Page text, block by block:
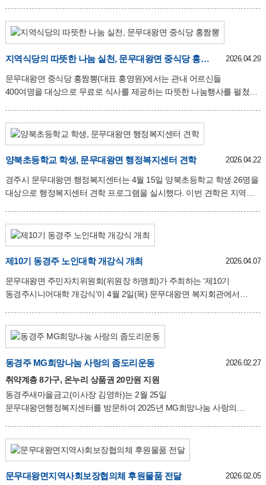
마련한 수박을 전달하며 폭염 속 어르신들의 건강과 생활 불편 사항을
직접 살피며 현장의 목소리를 청취하였다. 또한 최근 이어지는 폭염에
따른 온열질환 등 안전사고를 예방하기 위해 행동요령과 건강관리
자제하고 충분한 휴식과 수분을 섭취할 것을 당부했다. 아울러 무더위
시간대 외출 자제, 경로당 냉방시설 활용, 주변 고령의 혼자 계신
어르신들에 대한 안부 확인 등 예방수칙을 안내하였다
지역식당의 따뜻한 나눔 실천, 문무대왕면 중식당 홍짬뽕 2026.04.29
문무대왕면 중식당 홍짬뽕(대표 홍영원)에서는 관내 어르신들
400여명을 대상으로 무료로 식사를 제공하는 따뜻한 나눔행사를 펼쳤다.
만든 요리들을 정성껏 대접하며 어르신들의 건강과 안부를 살폈다. 특히
문무대왕면 새마을 부녀회 회원들도 봉사활동에 함께 참여해 식사준비와
배식 안내 등을 도우며 행사의 의미를 더했다. 중식당 홍짬뽕 홍영원
어르신들이 맛있게 드시는 모습을 보며 큰 보람을 느낀다며 앞으로도
지역과 함께하는 나눔 활동을 이어가겠다고 말했다. 임정택
문무대왕면장은 “지역 어르신들을 위해 식사를 대접해 주신
양북초등학교 학생, 문무대왕면 행정복지센터 견학 2026.04.22
경주시 문무대왕면 행정복지센터는 4월 15일 양북초등학교 학생 26명을
대상으로 행정복지센터 견학 프로그램을 실시했다. 이번 견학은 지역
이날 양북초등학교 학생들은 행정복지센터를 방문해 민원실, 복지상담실
등 주요 시설을 둘러보고, 공무원들의 업무에 대한 설명을 들었다. 또한
주민등록 등초본 발급, 복지서비스 상담 등 실제 행정업무가 이루어지는
학생들은 평소 접하기 어려운 행정업무에 대해 다양한 질문을 하며
적극적으로 참여하는 모습을 보였으며, 공공기관이 지역 주민을 위해
수행하는 다양한 역할에 큰 관심
제10기 동경주 노인대학 개강식 개최 2026.04.07
문무대왕면 주민자치위원회(위원장 하맹희)가 주최하는 ‘제10기
동경주시니어대학 개강식’이 4월 2일(목) 문무대왕면 복지회관에서
동국대학교 평생교육원에 위탁 및 운영하며, 4월부터 12월까지 약
9개월간 주1회 2시간 동안 웃음, 행복, 미술, 음악, 건강관리 등 다양한
프로그램으로 지역 어르신들의 100세 인생을 준비하기 위한 맞춤교육을
시니어대학 입학생분들에게 배움을 통해 마음속에 간직해 온 꿈을
펼치며 활기찬 노년을 이어가시길 바라며, 시니어대학 운영에 도와준 각
기관·단체장들에게 다시 한 번 감사를 드린다며 인사를 전
동경주 MG희망나눔 사랑의 좀도리운동 2026.02.27
취약계층 8가구, 온누리 상품권 20만원 지원
동경주새마을금고(이사장 김영하)는 2월 25일
문무대왕면행정복지센터를 방문하여 2025년 MG희망나눔 사랑의
행정복지센터의 추천을 통해 문무대왕면 8가구에 전달할 예정이다.
‘사랑의 좀도리 운동’은 새마을금고의 대표적인 사회공헌 활동으로
새마을금고 회원과 주민들의 참여를 통해 모은 성금을 지역의 어려운
문무대왕면지역사회보장협의체 후원물품 전달 2026.02.05